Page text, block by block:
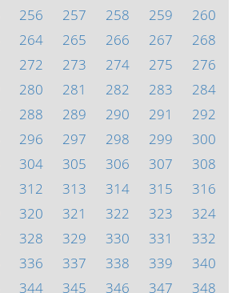
256 257 258 259
260
264 265 266 267
268
272 273 274 275
276
280 281 282 283
284
288 289 290 291
292
296 297 298 299
300
304 305 306 307
308
312 313 314 315
316
320 321 322 323
324
328 329 330 331
332
336 337 338 339
340
344 345 346 347 348